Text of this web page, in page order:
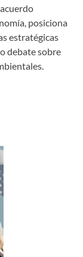
posiciona
estratégicas
debate sobre